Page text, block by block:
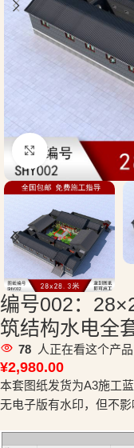
点击放大
编号002：
筑结构水电全
78 人正在看这个产品
¥2,980.00
本套图纸发货为A3施工
无电子版有水印，但不影